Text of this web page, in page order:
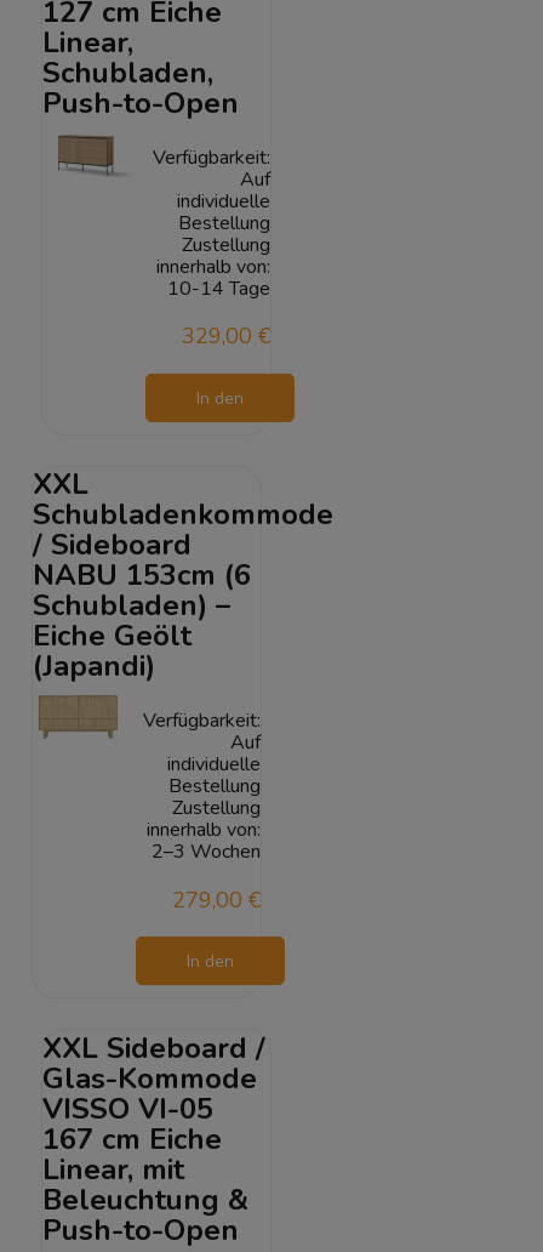
127 cm Eiche
Linear,
Schubladen,
Push-to-Open
Verfügbarkeit:
Auf
individuelle
Bestellung
Zustellung
innerhalb von:
10-14 Tage
329,00 €
In den
XXL
Schubladenkommode
/ Sideboard
NABU 153cm (6
Schubladen) –
Eiche Geölt
(Japandi)
Verfügbarkeit:
Auf
individuelle
Bestellung
Zustellung
innerhalb von:
2–3 Wochen
279,00 €
In den
XXL Sideboard /
Glas-Kommode
VISSO VI-05
167 cm Eiche
Linear, mit
Beleuchtung &
Push-to-Open